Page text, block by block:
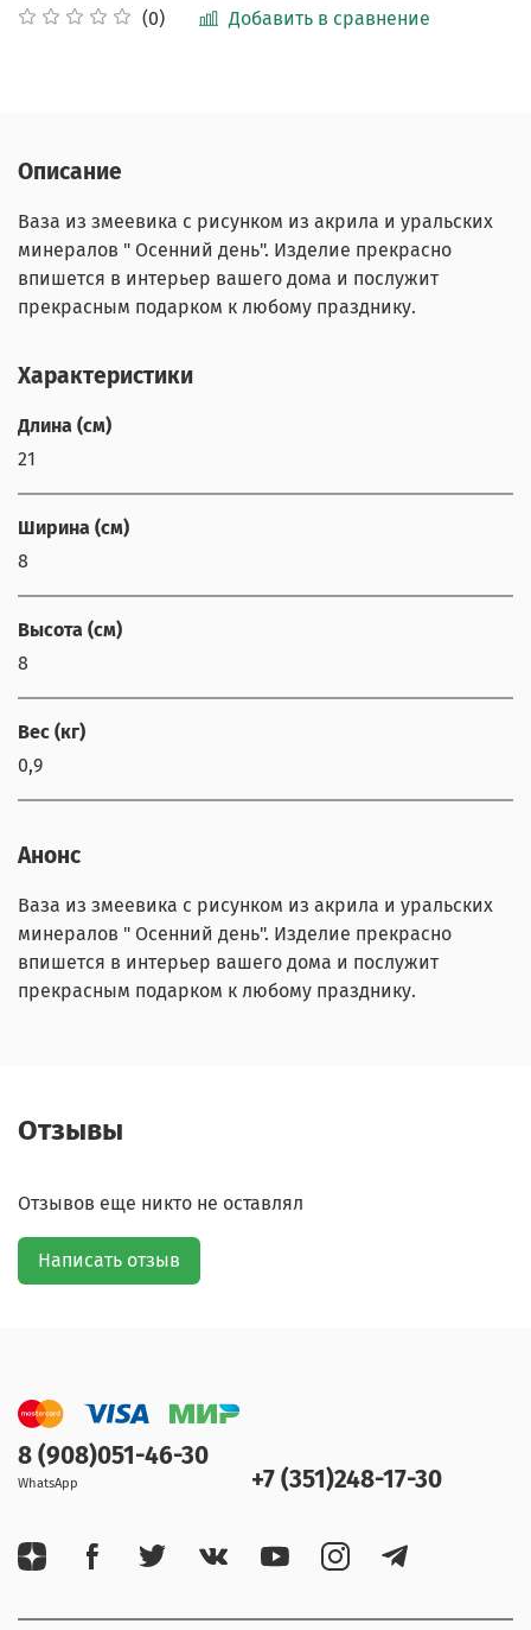
(0) Добавить в сравнение
Описание
Ваза из змеевика с рисунком из акрила и уральских
минералов " Осенний день". Изделие прекрасно
впишется в интерьер вашего дома и послужит
прекрасным подарком к любому празднику.
Характеристики
Длина (см)
21
Ширина (см)
8
Высота (см)
8
Вес (кг)
0,9
Анонс
Ваза из змеевика с рисунком из акрила и уральских
минералов " Осенний день". Изделие прекрасно
впишется в интерьер вашего дома и послужит
прекрасным подарком к любому празднику.
Отзывы
Отзывов еще никто не оставлял
Написать отзыв
8 (908)051-46-30
WhatsApp +7 (351)248-17-30